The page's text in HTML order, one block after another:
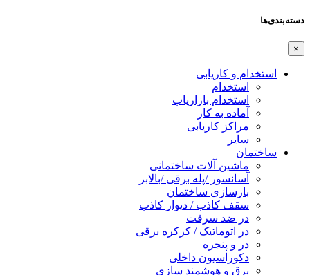
دسته‌بندی‌ها
×
استخدام و کاریابی
استخدام
استخدام بازاریاب
آماده به کار
مراکز کاریابی
سایر
ساختمان
ماشین آلات ساختمانی
آسانسور /پله برقی /بالابر
بازسازی ساختمان
سقف کاذب / دیوار کاذب
در ضد سرقت
در اتوماتیک / کرکره برقی
در و پنجره
دکوراسیون داخلی
برق و هوشمند سازی